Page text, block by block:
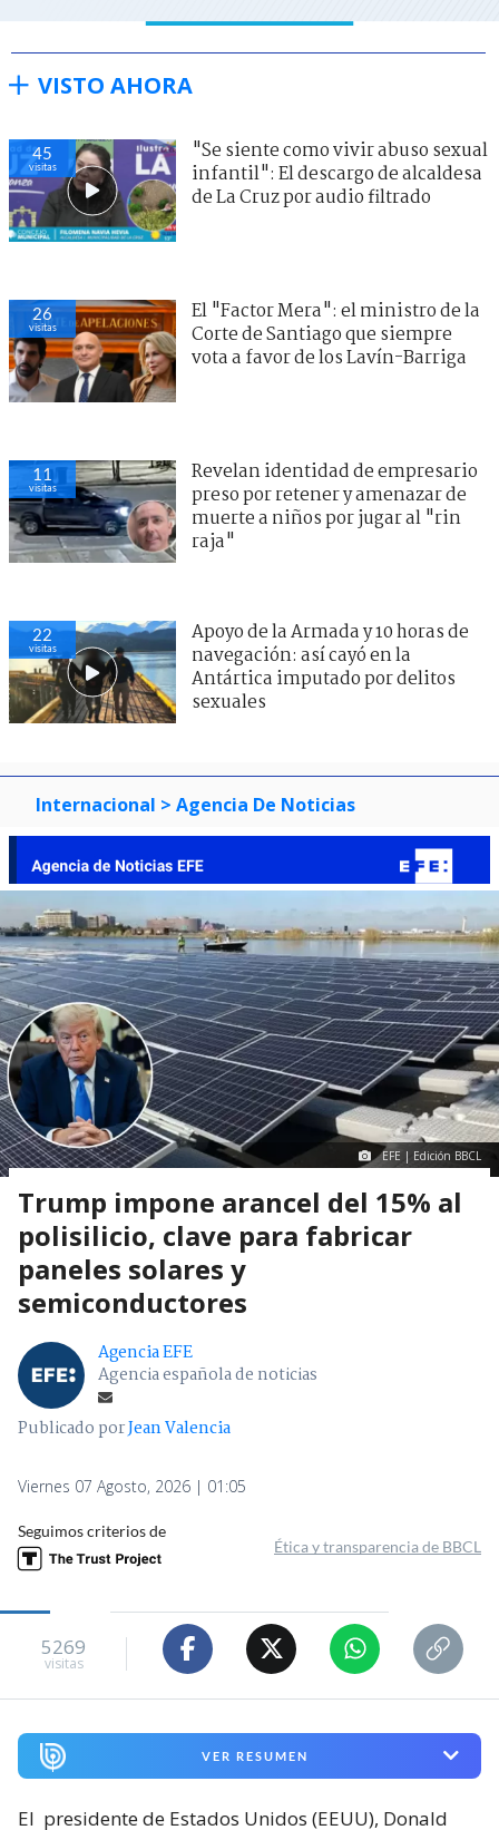
VISTO AHORA
46
visitas
"Se siente como vivir abuso sexual
infantil": El descargo de alcaldesa
de La Cruz por audio filtrado
27
visitas
El "Factor Mera": el ministro de la
Corte de Santiago que siempre
vota a favor de los Lavín-Barriga
22
visitas
Revelan identidad de empresario
preso por retener y amenazar de
muerte a niños por jugar al "rin
raja"
22
visitas
Apoyo de la Armada y 10 horas de
navegación: así cayó en la
Antártica imputado por delitos
sexuales
Internacional > Agencia De Noticias
EFE | Edición BBCL
Trump impone arancel del 15% al
polisilicio, clave para fabricar
paneles solares y
semiconductores
Agencia EFE
Agencia española de noticias
Publicado porJean Valencia
Viernes 07 Agosto, 2026 | 01:05
Seguimos criterios de
Ética y transparencia de BBCL
5269
visitas
VER RESUMEN
El presidente de Estados Unidos (EEUU), Donald